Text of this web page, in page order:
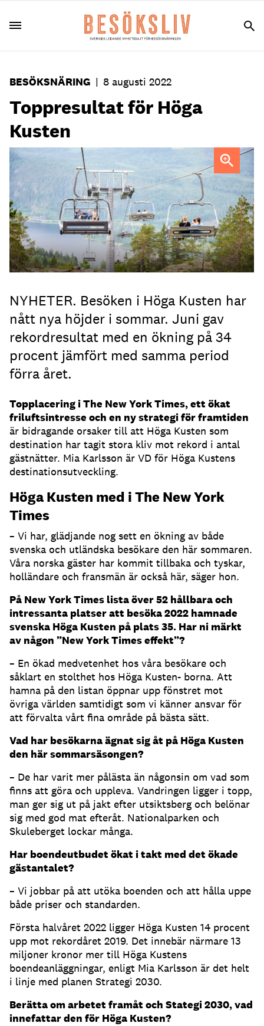
BESÖKSNÄRING | 8 augusti 2022
Toppresultat för Höga
Kusten
Linbana Höga Kusten Pressbild
NYHETER. Besöken i Höga Kusten har
nått nya höjder i sommar. Juni gav
rekordresultat med en ökning på 34
procent jämfört med samma period
förra året.
Topplacering i The New York Times, ett ökat
friluftsintresse och en ny strategi för framtiden
är bidragande orsaker till att Höga Kusten som
destination har tagit stora kliv mot rekord i antal
gästnätter. Mia Karlsson är VD för Höga Kustens
destinationsutveckling.
Höga Kusten med i The New York
Times
– Vi har, glädjande nog sett en ökning av både
svenska och utländska besökare den här sommaren.
Våra norska gäster har kommit tillbaka och tyskar,
holländare och fransmän är också här, säger hon.
På New York Times lista över 52 hållbara och
intressanta platser att besöka 2022 hamnade
svenska Höga Kusten på plats 35. Har ni märkt
av någon ”New York Times effekt”?
– En ökad medvetenhet hos våra besökare och
såklart en stolthet hos Höga Kusten- borna. Att
hamna på den listan öppnar upp fönstret mot
övriga världen samtidigt som vi känner ansvar för
att förvalta vårt fina område på bästa sätt.
Vad har besökarna ägnat sig åt på Höga Kusten
den här sommarsäsongen?
– De har varit mer pålästa än någonsin om vad som
finns att göra och uppleva. Vandringen ligger i topp,
man ger sig ut på jakt efter utsiktsberg och belönar
sig med god mat efteråt. Nationalparken och
Skuleberget lockar många.
Har boendeutbudet ökat i takt med det ökade
gästantalet?
– Vi jobbar på att utöka boenden och att hålla uppe
både priser och standarden.
Första halvåret 2022 ligger Höga Kusten 14 procent
upp mot rekordåret 2019. Det innebär närmare 13
miljoner kronor mer till Höga Kustens
boendeanläggningar, enligt Mia Karlsson är det helt
i linje med planen Strategi 2030.
Berätta om arbetet framåt och Stategi 2030, vad
innefattar den för Höga Kusten?